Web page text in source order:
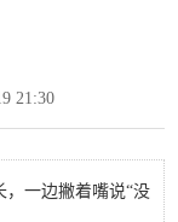
21:30
，一边撇着嘴说“没